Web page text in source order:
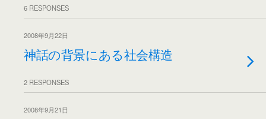
6 RESPONSES
2008年9月22日
神話の背景にある社会構造
2 RESPONSES
2008年9月21日